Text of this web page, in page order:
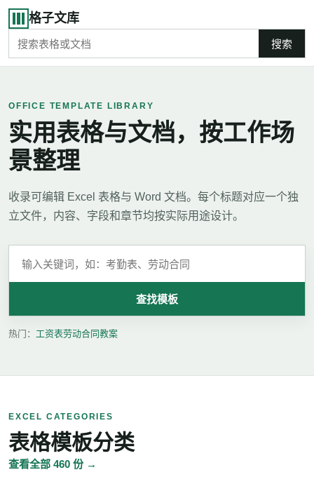
格子文库
搜索
OFFICE TEMPLATE LIBRARY
实用表格与文档，按工作场
景整理
收录可编辑 Excel 表格与 Word 文档。每个标题对应一个独
立文件，内容、字段和章节均按实际用途设计。
查找模板
热门： 工资表劳动合同教案
EXCEL CATEGORIES
表格模板分类
查看全部 460 份 →